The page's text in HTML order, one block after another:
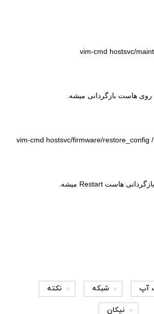
vim-cmd hostsvc/
vim-cmd hostsvc/firmware/restore_config
هاست Restart میشه.
آپ شبکه نکته
نیکان